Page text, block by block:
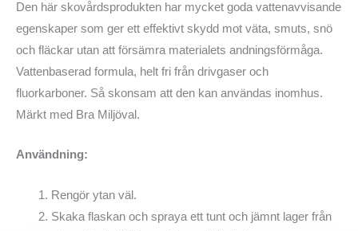
Den här skovårdsprodukten har mycket goda vattenavvisande
egenskaper som ger ett effektivt skydd mot väta, smuts, snö
och fläckar utan att försämra materialets andningsförmåga.
Vattenbaserad formula, helt fri från drivgaser och
fluorkarboner. Så skonsam att den kan användas inomhus.
Märkt med Bra Miljöval.
Användning:
Rengör ytan väl.
Skaka flaskan och spraya ett tunt och jämnt lager från